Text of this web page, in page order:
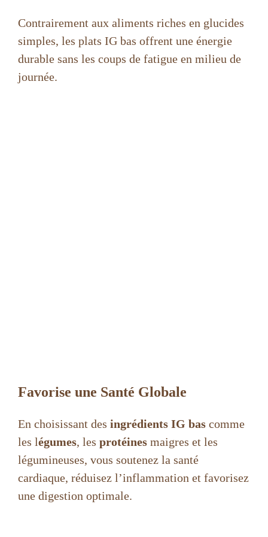
Contrairement aux aliments riches en glucides
simples, les plats IG bas offrent une énergie
durable sans les coups de fatigue en milieu de
journée.
Favorise une Santé Globale
En choisissant des ingrédients IG bas comme
les légumes, les protéines maigres et les
légumineuses, vous soutenez la santé
cardiaque, réduisez l’inflammation et favorisez
une digestion optimale.